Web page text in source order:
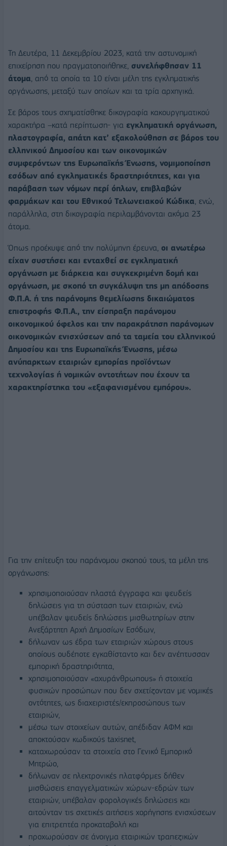
Τη Δευτέρα, 11 Δεκεμβρίου 2023, κατά την αστυνομική
επιχείρηση που πραγματοποιήθηκε, συνελήφθησαν 11
άτομα, από τα οποία τα 10 είναι μέλη της εγκληματικής
οργάνωσης, μεταξύ των οποίων και τα τρία αρχηγικά.
Σε βάρος τους σχηματίσθηκε δικογραφία κακουργηματικού
χαρακτήρα –κατά περίπτωση- για εγκληματική οργάνωση,
πλαστογραφία, απάτη κατ’ εξακολούθηση σε βάρος του
ελληνικού Δημοσίου και των οικονομικών
συμφερόντων της Ευρωπαϊκής Ένωσης, νομιμοποίηση
εσόδων από εγκληματικές δραστηριότητες, και για
παράβαση των νόμων περί όπλων, επιβλαβών
φαρμάκων και του Εθνικού Τελωνειακού Κώδικα, ενώ,
παράλληλα, στη δικογραφία περιλαμβάνονται ακόμα 23
άτομα.
Όπως προέκυψε από την πολύμηνη έρευνα, οι ανωτέρω
είχαν συστήσει και ενταχθεί σε εγκληματική
οργάνωση με διάρκεια και συγκεκριμένη δομή και
οργάνωση, με σκοπό τη συγκάλυψη της μη απόδοσης
Φ.Π.Α. ή της παράνομης θεμελίωσης δικαιώματος
επιστροφής Φ.Π.Α., την είσπραξη παράνομου
οικονομικού όφελος και την παρακράτηση παράνομων
οικονομικών ενισχύσεων από τα ταμεία του ελληνικού
Δημοσίου και της Ευρωπαϊκής Ένωσης, μέσω
ανύπαρκτων εταιριών εμπορίας προϊόντων
τεχνολογίας ή νομικών οντοτήτων που έχουν τα
χαρακτηρίστηκα του «εξαφανισμένου εμπόρου».
Για την επίτευξη του παράνομου σκοπού τους, τα μέλη της
οργάνωσης:
χρησιμοποιούσαν πλαστά έγγραφα και ψευδείς
δηλώσεις για τη σύσταση των εταιριών, ενώ
υπέβαλαν ψευδείς δηλώσεις μισθωτηρίων στην
Ανεξάρτητη Αρχή Δημοσίων Εσόδων,
δήλωναν ως έδρα των εταιριών χώρους στους
οποίους ουδέποτε εγκαθίσταντο και δεν ανέπτυσσαν
εμπορική δραστηριότητα,
χρησιμοποιούσαν «αχυράνθρωπους» ή στοιχεία
φυσικών προσώπων που δεν σχετίζονταν με νομικές
οντότητες, ως διαχειριστές/εκπροσώπους των
εταιριών,
μέσω των στοιχείων αυτών, απέδιδαν ΑΦΜ και
αποκτούσαν κωδικούς taxisnet,
καταχωρούσαν τα στοιχεία στο Γενικό Εμπορικό
Μητρώο,
δήλωναν σε ηλεκτρονικές πλατφόρμες δήθεν
μισθώσεις επαγγελματικών χώρων-εδρών των
εταιριών, υπέβαλαν φορολογικές δηλώσεις και
αιτούνταν τις σχετικές αιτήσεις χορήγησης ενισχύσεων
για επιτρεπτέα προκαταβολή και
προχωρούσαν σε άνοιγμα εταιρικών τραπεζικών